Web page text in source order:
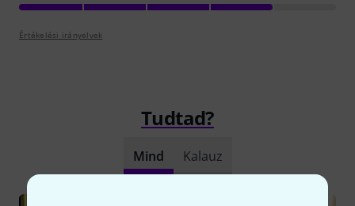
Értékelési irányelvek
Tudtad?
Mind Kalauz